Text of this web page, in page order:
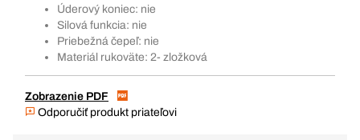
Úderový koniec: nie
Silová funkcia: nie
Priebežná čepeľ: nie
Materiál rukoväte: 2- zložková
Zobrazenie PDF
Odporučiť produkt priateľovi